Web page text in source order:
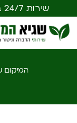
שירות 24/7 במקרים דחופים
המיקום